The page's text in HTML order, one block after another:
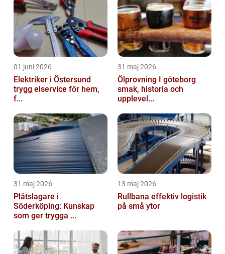
01 juni 2026
Elektriker i Östersund
trygg elservice för hem,
f...
31 maj 2026
Ölprovning I göteborg
smak, historia och
upplevel...
31 maj 2026
Plåtslagare i
Söderköping: Kunskap
som ger trygga ...
13 maj 2026
Rullbana effektiv logistik
på små ytor